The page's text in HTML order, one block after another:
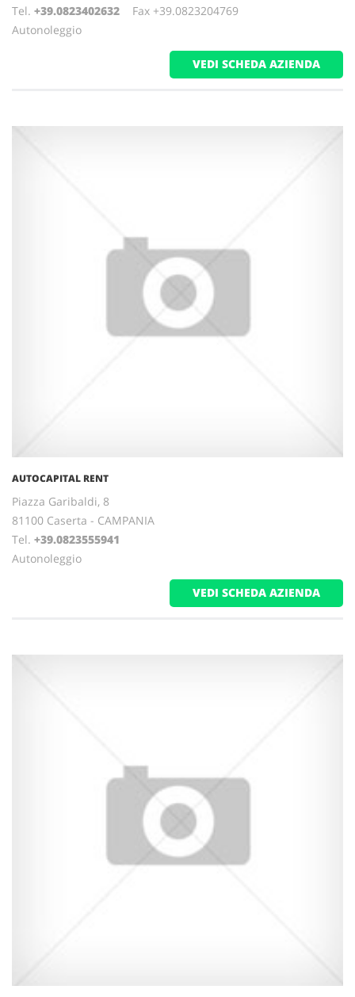
Tel. +39.0823402632 Fax +39.0823204769
Autonoleggio
VEDI SCHEDA AZIENDA
AUTOCAPITAL RENT
Piazza Garibaldi, 8
81100 Caserta - CAMPANIA
Tel. +39.0823555941
Autonoleggio
VEDI SCHEDA AZIENDA